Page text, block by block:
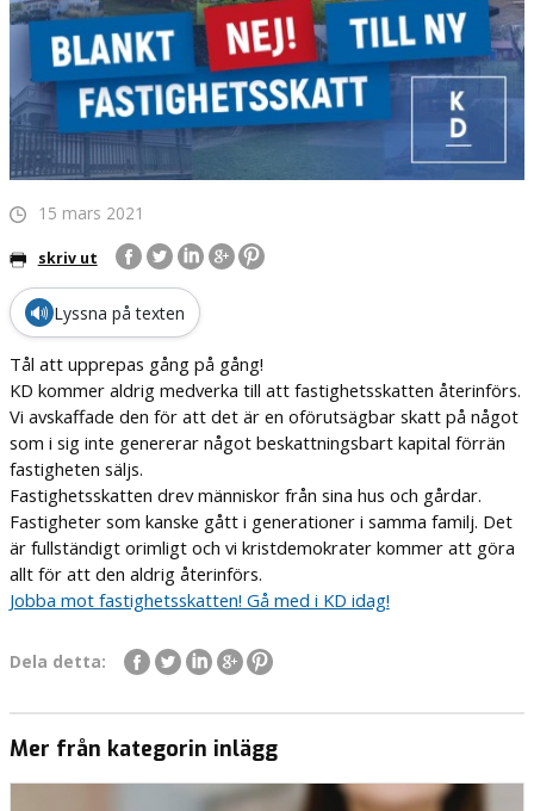
15 mars 2021
skriv ut
🔊 Lyssna på texten
Tål att upprepas gång på gång!
KD kommer aldrig medverka till att fastighetsskatten återinförs.
Vi avskaffade den för att det är en oförutsägbar skatt på något
som i sig inte genererar något beskattningsbart kapital förrän
fastigheten säljs.
Fastighetsskatten drev människor från sina hus och gårdar.
Fastigheter som kanske gått i generationer i samma familj. Det
är fullständigt orimligt och vi kristdemokrater kommer att göra
allt för att den aldrig återinförs.
Jobba mot fastighetsskatten! Gå med i KD idag!
Dela detta:
Mer från kategorin inlägg